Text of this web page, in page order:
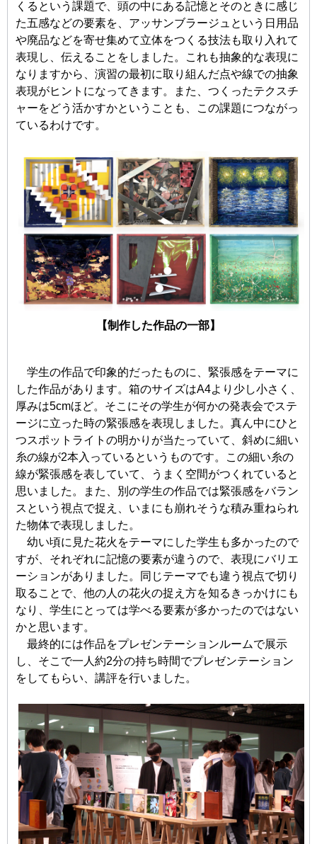
くるという課題で、頭の中にある記憶とそのときに感じ
た五感などの要素を、アッサンブラージュという日用品
や廃品などを寄せ集めて立体をつくる技法も取り入れて
表現し、伝えることをしました。これも抽象的な表現に
なりますから、演習の最初に取り組んだ点や線での抽象
表現がヒントになってきます。また、つくったテクスチ
ャーをどう活かすかということも、この課題につながっ
ているわけです。
【制作した作品の一部】
学生の作品で印象的だったものに、緊張感をテーマに
した作品があります。箱のサイズはA4より少し小さく、
厚みは5cmほど。そこにその学生が何かの発表会でステ
ージに立った時の緊張感を表現しました。真ん中にひと
つスポットライトの明かりが当たっていて、斜めに細い
糸の線が2本入っているというものです。この細い糸の
線が緊張感を表していて、うまく空間がつくれていると
思いました。また、別の学生の作品では緊張感をバラン
スという視点で捉え、いまにも崩れそうな積み重ねられ
た物体で表現しました。
幼い頃に見た花火をテーマにした学生も多かったので
すが、それぞれに記憶の要素が違うので、表現にバリエ
ーションがありました。同じテーマでも違う視点で切り
取ることで、他の人の花火の捉え方を知るきっかけにも
なり、学生にとっては学べる要素が多かったのではない
かと思います。
最終的には作品をプレゼンテーションルームで展示
し、そこで一人約2分の持ち時間でプレゼンテーション
をしてもらい、講評を行いました。